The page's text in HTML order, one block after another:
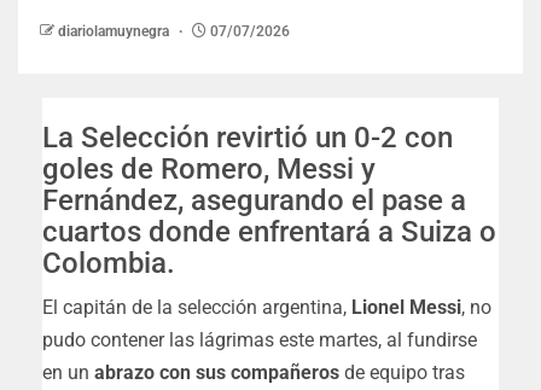
diariolamuynegra 07/07/2026
La Selección revirtió un 0-2 con
goles de Romero, Messi y
Fernández, asegurando el pase a
cuartos donde enfrentará a Suiza o
Colombia.
El capitán de la selección argentina, Lionel Messi, no
pudo contener las lágrimas este martes, al fundirse
en un abrazo con sus compañeros de equipo tras